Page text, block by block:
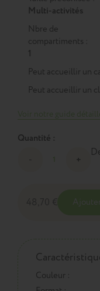
Multi-activités
Nbre de
compartiments :
1
Peut accueillir un
Peut accueillir un
Quantité :
Couleur :